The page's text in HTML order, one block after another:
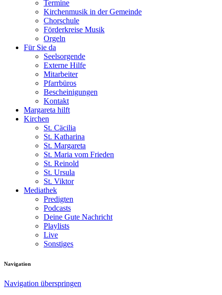
Termine
Kirchenmusik in der Gemeinde
Chorschule
Förderkreise Musik
Orgeln
Für Sie da
Seelsorgende
Externe Hilfe
Mitarbeiter
Pfarrbüros
Bescheinigungen
Kontakt
Margareta hilft
Kirchen
St. Cäcilia
St. Katharina
St. Margareta
St. Maria vom Frieden
St. Reinold
St. Ursula
St. Viktor
Mediathek
Predigten
Podcasts
Deine Gute Nachricht
Playlists
Live
Sonstiges
Navigation
Navigation überspringen